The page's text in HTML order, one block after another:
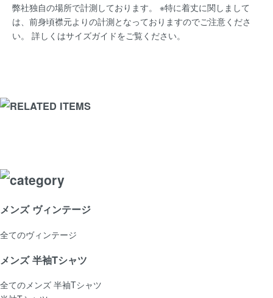
弊社独自の場所で計測しております。 ※特に着丈に関しまして
は、前身頃襟元よりの計測となっておりますのでご注意くださ
い。 詳しくはサイズガイドをご覧ください。
メンズ ヴィンテージ
全てのヴィンテージ
メンズ 半袖Tシャツ
全てのメンズ 半袖Tシャツ